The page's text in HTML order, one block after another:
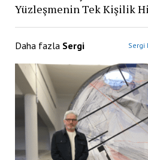
Yüzleşmenin Tek Kişilik
Daha fazla Sergi Sergi